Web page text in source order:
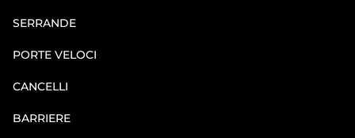
SERRANDE
PORTE VELOCI
CANCELLI
BARRIERE